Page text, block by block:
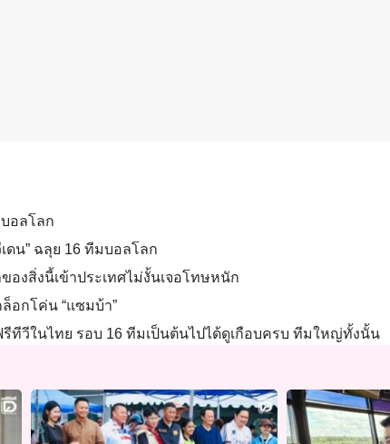
บอลโลก
ดน” ฉลุย 16 ทีมบอลโลก
องสิ่งนี้เข้าประเทศไม่งั้นเจอโทษหนัก
ล็อกโค่น “แซมบ้า”
ทีวีในไทย รอบ 16 ทีมเป็นต้นไปได้ดูเกือบครบ ทีมใหญ่ทั้งนั้น